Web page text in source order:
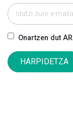
Onartzen dut
HARPIDETZA